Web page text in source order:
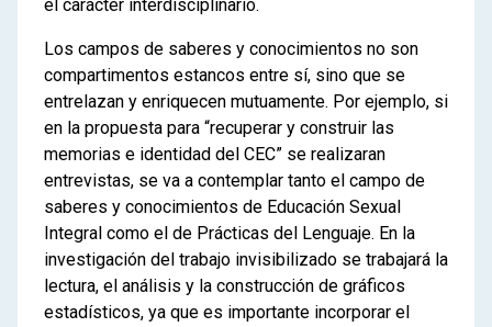
el carácter interdisciplinario.
Los campos de saberes y conocimientos no son
compartimentos estancos entre sí, sino que se
entrelazan y enriquecen mutuamente. Por ejemplo, si
en la propuesta para “recuperar y construir las
memorias e identidad del CEC” se realizaran
entrevistas, se va a contemplar tanto el campo de
saberes y conocimientos de Educación Sexual
Integral como el de Prácticas del Lenguaje. En la
investigación del trabajo invisibilizado se trabajará la
lectura, el análisis y la construcción de gráficos
estadísticos, ya que es importante incorporar el